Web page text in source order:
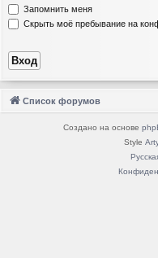
Запомнить меня
Скрыть моё пребывание на
Список форумов
Создано на основе
Style